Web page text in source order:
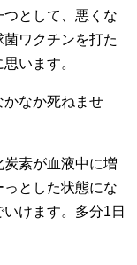
として、悪くな
ワクチンを打た
います。
なか死ねませ
素が血液中に増
とした状態にな
けます。多分1日